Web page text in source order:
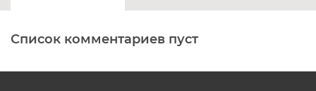
Печатная клавиатура
Список комментариев пуст